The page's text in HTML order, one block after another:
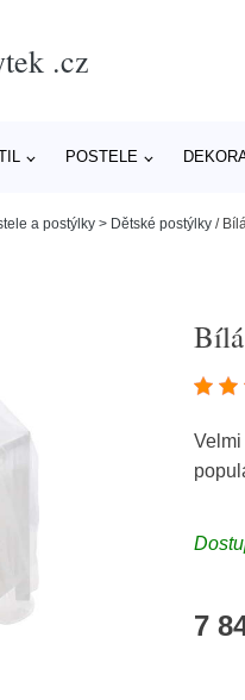
.cz
POSTELE
a postýlky > Dětské postýlky /
7